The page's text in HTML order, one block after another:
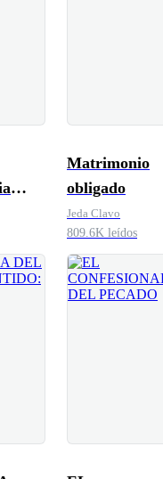
Matrimonio
obligado
Jeda Clavo
809.6K leídos